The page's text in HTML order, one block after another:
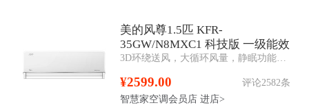
美的风尊1.5匹 KFR-
35GW/N8MXC1 科技版 一级能效
智能变频冷暖空调
¥2599.00
评论2582条
智慧家空调会员店 进店>